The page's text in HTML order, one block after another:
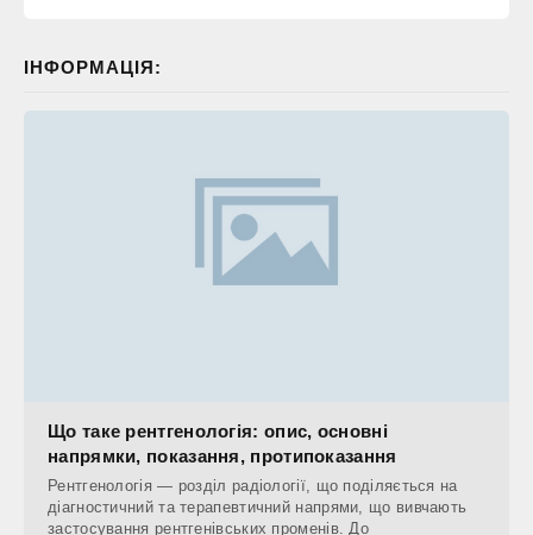
ІНФОРМАЦІЯ:
Що таке рентгенологія: опис, основні
напрямки, показання, протипоказання
Рентгенологія — розділ радіології, що поділяється на
діагностичний та терапевтичний напрями, що вивчають
застосування рентгенівських променів. До